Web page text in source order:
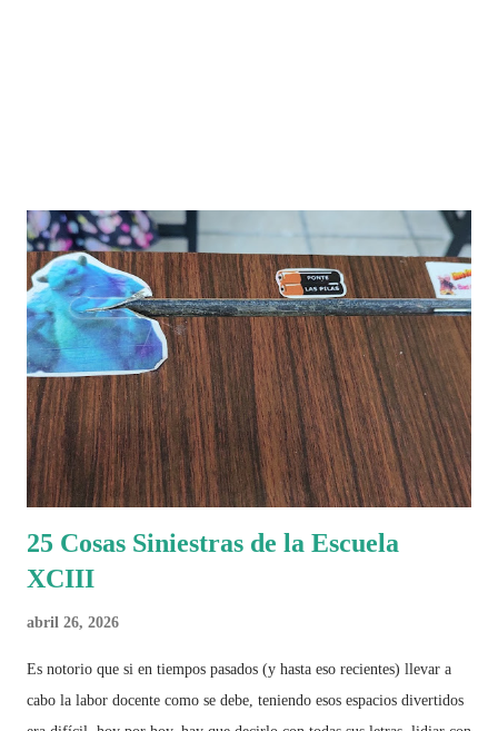
25 Cosas Siniestras de la Escuela
XCIII
abril 26, 2026
Es notorio que si en tiempos pasados (y hasta eso recientes) llevar a
cabo la labor docente como se debe, teniendo esos espacios divertidos